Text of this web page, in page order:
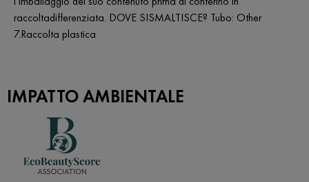
raccoltadifferenziata. DOVE SISMALTISCE? Tubo: Other
7.Raccolta plastica
IMPATTO AMBIENTALE